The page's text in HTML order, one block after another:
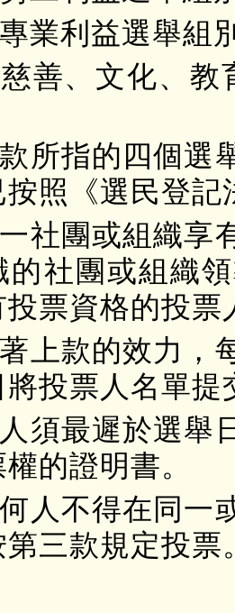
專業利益選舉組
慈善、文化、
所指的四個選
按照《選民登
社團或組織享
的社團或組織
投票資格的投票
上款的效力，
將投票人名單
須最遲於選舉
的證明書。
人不得在同一
三款規定投票